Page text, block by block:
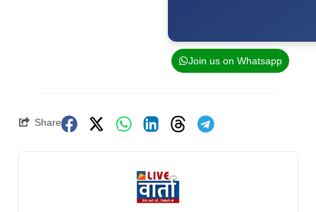
Join us on Whatsapp
Share